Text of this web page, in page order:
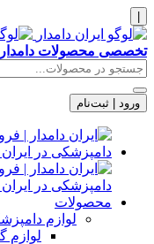
تخصصی محصولات
ورود | ثبت‌نام
محصولات
لوازم
لوازم